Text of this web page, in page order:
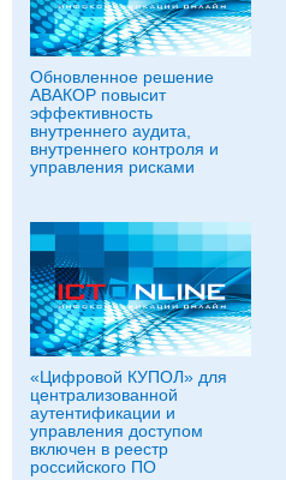
Обновленное решение
АВАКОР повысит
эффективность
внутреннего аудита,
внутреннего контроля и
управления рисками
«Цифровой КУПОЛ» для
централизованной
аутентификации и
управления доступом
включен в реестр
российского ПО